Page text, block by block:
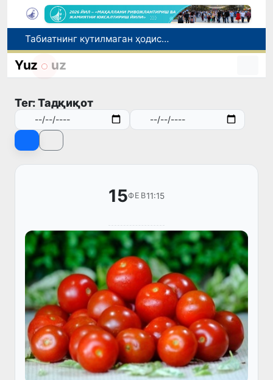
Табиатнинг кутилмаган ҳодисаси: Янги Зеландияга қалин қор ёғди
Олимлар Қуёш юзасининг энг аниқ тасвирларини эълон қилишди
Қўқон ЮНЕСКОнинг Медиа ва ахборот саводхонлиги бўйича Глобал альянсига қўшилди
Yuz uz
Тег: Тадқиқот
15ФЕВ11:15